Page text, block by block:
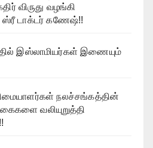
விருது வழங்கி
ஸ்ரீ டாக்டர் கணேஷ்!!
இஸ்லாமியர்கள் இணையும்
உரிமையாளர்கள் நலச்சங்கத்தின்
வலியுறுத்தி